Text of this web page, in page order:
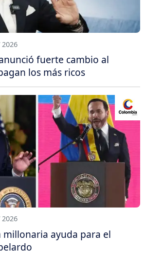
2026
fuerte cambio al
los más ricos
2026
ayuda para el